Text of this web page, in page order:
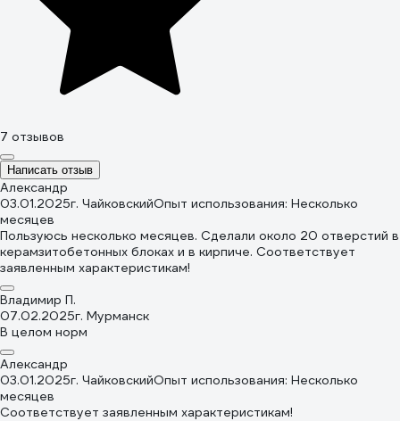
7 отзывов
Написать отзыв
Александр
03.01.2025г. ЧайковскийОпыт использования: Несколько
месяцев
Пользуюсь несколько месяцев. Сделали около 20 отверстий в
керамзитобетонных блоках и в кирпиче. Соответствует
заявленным характеристикам!
Владимир П.
07.02.2025г. Мурманск
В целом норм
Александр
03.01.2025г. ЧайковскийОпыт использования: Несколько
месяцев
Соответствует заявленным характеристикам!